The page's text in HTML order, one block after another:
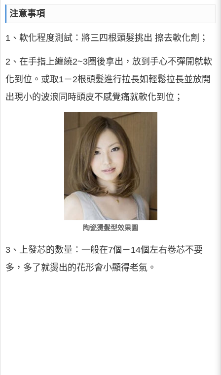
注意事項
1、軟化程度測試：將三四根頭髮挑出 擦去軟化劑；
2、在手指上纏繞2~3圈後拿出，放到手心不彈開就軟
化到位。或取1－2根頭髮進行拉長如輕鬆拉長並放開
出現小的波浪同時頭皮不感覺痛就軟化到位；
陶瓷燙髮型效果圖
3、上發芯的數量：一般在7個－14個左右卷芯不要
多，多了就燙出的花形會小顯得老氣。